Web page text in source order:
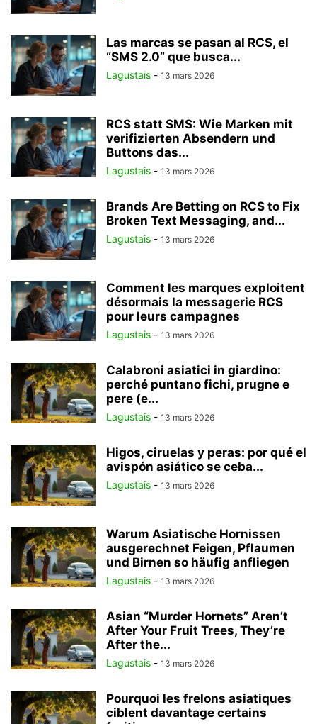
Las marcas se pasan al RCS, el
“SMS 2.0” que busca...
Lagustais - 13 mars 2026
RCS statt SMS: Wie Marken mit
verifizierten Absendern und
Buttons das...
Lagustais - 13 mars 2026
Brands Are Betting on RCS to Fix
Broken Text Messaging, and...
Lagustais - 13 mars 2026
Comment les marques exploitent
désormais la messagerie RCS
pour leurs campagnes
Lagustais - 13 mars 2026
Calabroni asiatici in giardino:
perché puntano fichi, prugne e
pere (e...
Lagustais - 13 mars 2026
Higos, ciruelas y peras: por qué el
avispón asiático se ceba...
Lagustais - 13 mars 2026
Warum Asiatische Hornissen
ausgerechnet Feigen, Pflaumen
und Birnen so häufig anfliegen
Lagustais - 13 mars 2026
Asian “Murder Hornets” Aren’t
After Your Fruit Trees, They’re
After the...
Lagustais - 13 mars 2026
Pourquoi les frelons asiatiques
ciblent davantage certains